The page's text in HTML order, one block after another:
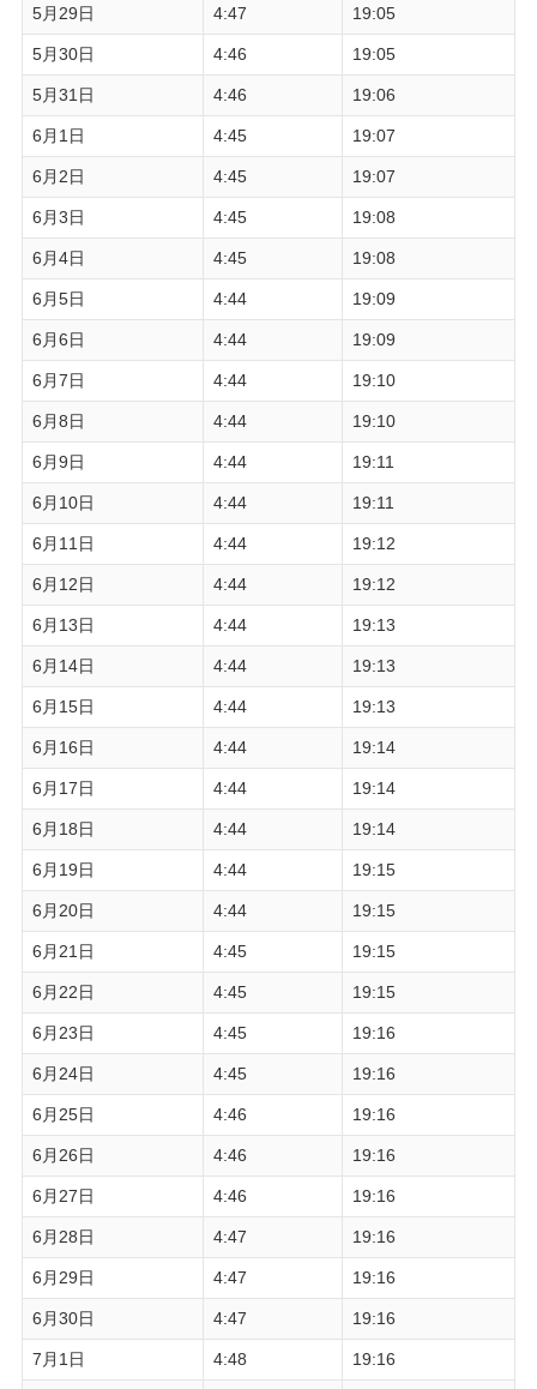
5月29日 4:47 19:05
5月30日 4:46 19:05
5月31日 4:46 19:06
6月1日 4:45 19:07
6月2日 4:45 19:07
6月3日 4:45 19:08
6月4日 4:45 19:08
6月5日 4:44 19:09
6月6日 4:44 19:09
6月7日 4:44 19:10
6月8日 4:44 19:10
6月9日 4:44 19:11
6月10日 4:44 19:11
6月11日 4:44 19:12
6月12日 4:44 19:12
6月13日 4:44 19:13
6月14日 4:44 19:13
6月15日 4:44 19:13
6月16日 4:44 19:14
6月17日 4:44 19:14
6月18日 4:44 19:14
6月19日 4:44 19:15
6月20日 4:44 19:15
6月21日 4:45 19:15
6月22日 4:45 19:15
6月23日 4:45 19:16
6月24日 4:45 19:16
6月25日 4:46 19:16
6月26日 4:46 19:16
6月27日 4:46 19:16
6月28日 4:47 19:16
6月29日 4:47 19:16
6月30日 4:47 19:16
7月1日 4:48 19:16